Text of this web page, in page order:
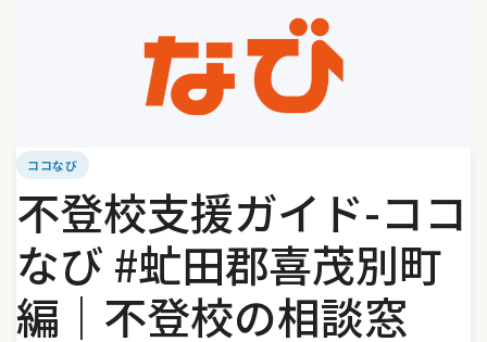
ココなび
不登校支援ガイド-ココ
なび #虻田郡喜茂別町
編｜不登校の相談窓